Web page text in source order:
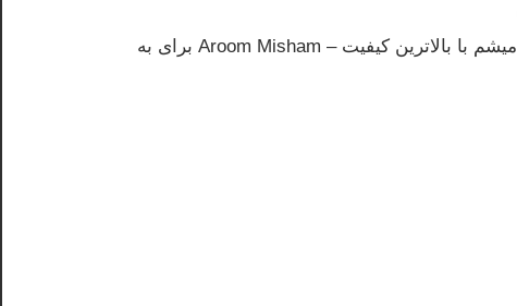
موزیک جدید محمد اخوان آروم میشم محمد اخوان بنام آروم میشم با بالاترین کیفیت – Aroom Misham برای به